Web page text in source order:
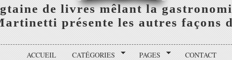
de livres mêlant la
présente les autres façons
ACCUEIL CATÉGORIES PAGES CONTACT